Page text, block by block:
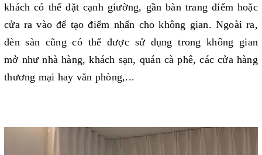
khách có thể đặt cạnh giường, gần bàn trang điểm hoặc
cửa ra vào để tạo điểm nhấn cho không gian. Ngoài ra,
đèn sàn cũng có thể được sử dụng trong không gian
mở như nhà hàng, khách sạn, quán cà phê, các cửa hàng
thương mại hay văn phòng,...